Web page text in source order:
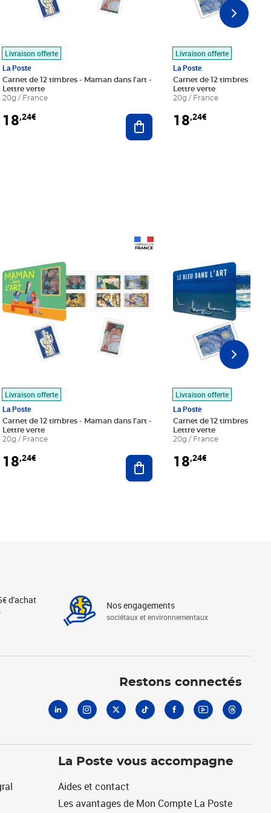
au panier
Livraison offerte
La Poste
Carnet de 12 timbres - Maman dans l'art -
Lettre verte
20g / France
18,24€ Ajouter au panier
Livraison offerte
La Poste
Carnet de 12 timbres - Le
Lettre verte
20g / France
18,24€
au panier
Livraison offerte
La Poste
Carnet de 12 timbres - Maman dans l'art -
Lettre verte
20g / France
18,24€ Ajouter au panier
Livraison offerte
La Poste
Carnet de 12 timbres - Le
Lettre verte
20g / France
18,24€
d'achat Nos engagements
sociétaux et environnementaux
Restons connectés
La Poste vous accompagne
Aides et contact
Les avantages de Mon Compte La Poste